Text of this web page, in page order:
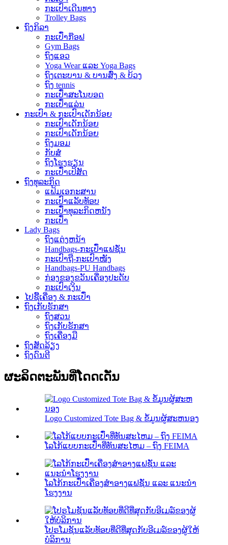
ກະເປົາເດີນທາງ
Trolley Bags
ຖົງກິລາ
ກະເປົ໋າກ໊ອຟ
Gym Bags
ຖົງແອວ
Yoga Wear ແລະ Yoga Bags
ຖົງເຕະບານ & ບານສົ່ງ & ບ້ວງ
ຖົງ tennis
ກະເປົ໋າສະໂນບອດ
ກະເປົ໋າແລ່ນ
ກະເປົາ & ກະເປົາເດັກນ້ອຍ
ກະເປົາເດັກນ້ອຍ
ກະເປົາເດັກນ້ອຍ
ຖົງມອມ
ກັບ​ສໍ
ຖົງໂຮງຮຽນ
ກະເປົ໋າເປ້ສັດ
ຖົງທຸລະກິດ
ແຟ້ມເອກະສານ
ກະເປົາແລັບທັອບ
ກະເປົ໋າທຸລະກິດຫນັງ
ກະເປົ໋າ
Lady Bags
ຖົງແຕ່ງຫນ້າ
Handbags-ກະເປົ໋າແຟຊັ່ນ
ກະເປົາຖື-ກະເປົາໜັງ
Handbags-PU Handbags
ກ່ອງຂອງຂວັນເຄື່ອງປະດັບ
ກະເປົາເງິນ
ໄປຊື້ເຄື່ອງ & ກະເປົ໋າ
ຖົງເກັບຮັກສາ
ຖົງສວນ
ຖົງເກັບຮັກສາ
ຖົງເຄື່ອງມື
ຖົງສັດລ້ຽງ
ຖົງດົນຕີ
ຜະລິດຕະພັນທີ່ໂດດເດັ່ນ
Logo Customized Tote Bag & ຂໍ້ມູນຜູ້ສະຫນອງ
ໂລໂກ້ແບບກະເປົ໋າທີ່ທັນສະໄຫມ – ຖົງ FEIMA
ໂລໂກ້ກະເປົ໋າເຄື່ອງສຳອາງແຟຊັ່ນ ແລະ ແນະນຳ
ໂຮງງານ
ໂປຣໂມຊັນແລັບທັອບທີ່ດີທີ່ສຸດກັບອີເມລ໌ຂອງຜູ້ໃຫ້
ບໍລິການ